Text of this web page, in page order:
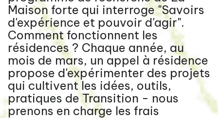
Maison forte qui interroge "Savoirs
d'expérience et pouvoir d'agir".
Comment fonctionnent les
résidences ? Chaque année, au
mois de mars, un appel à résidence
propose d'expérimenter des projets
qui cultivent les idées, outils,
pratiques de Transition - nous
prenons en charge les frais